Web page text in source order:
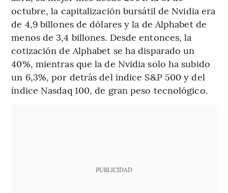
octubre, la capitalización bursátil de Nvidia era
de 4,9 billones de dólares y la de Alphabet de
menos de 3,4 billones. Desde entonces, la
cotización de Alphabet se ha disparado un
40%, mientras que la de Nvidia solo ha subido
un 6,3%, por detrás del índice S&P 500 y del
índice Nasdaq 100, de gran peso tecnológico.
PUBLICIDAD